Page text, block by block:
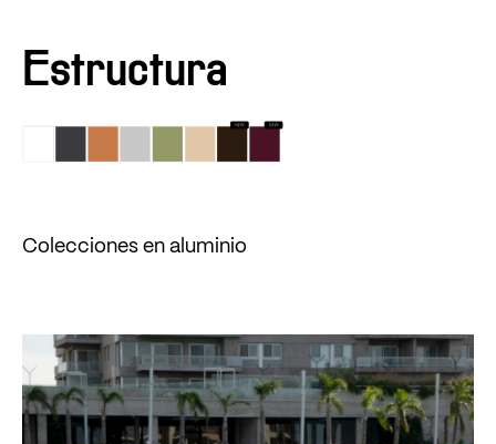
Estructura
Colecciones en aluminio